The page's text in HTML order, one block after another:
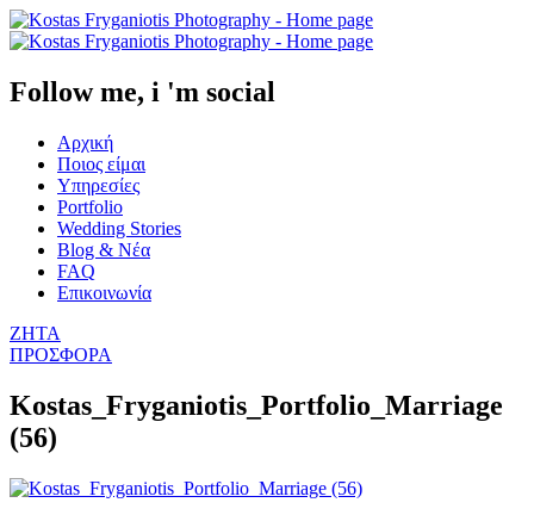
Follow me, i 'm social
Αρχική
Ποιος είμαι
Υπηρεσίες
Portfolio
Wedding Stories
Blog & Νέα
FAQ
Επικοινωνία
ΖΗΤΑ
ΠΡΟΣΦΟΡΑ
Kostas_Fryganiotis_Portfolio_Marriage
(56)